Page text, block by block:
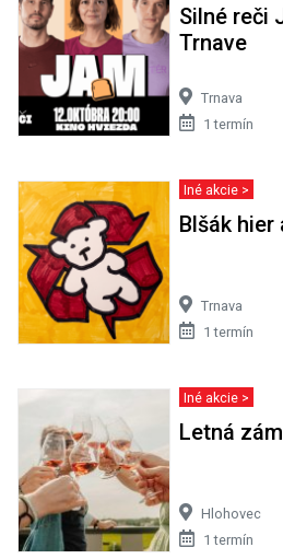
Silné reči
Trnave
Trnava
1 termín
Iné akcie >
Blšák hier
Trnava
1 termín
Iné akcie >
Letná
Hlohovec
1 termín